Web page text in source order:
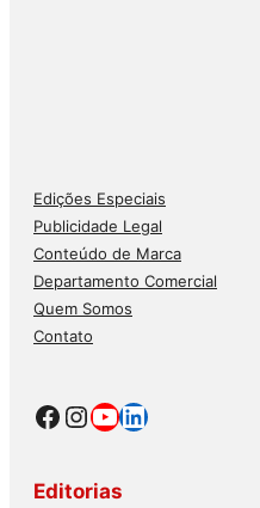
Edições Especiais
Publicidade Legal
Conteúdo de Marca
Departamento Comercial
Quem Somos
Contato
Facebook
Instagram
Youtube
LinkedIn
Editorias